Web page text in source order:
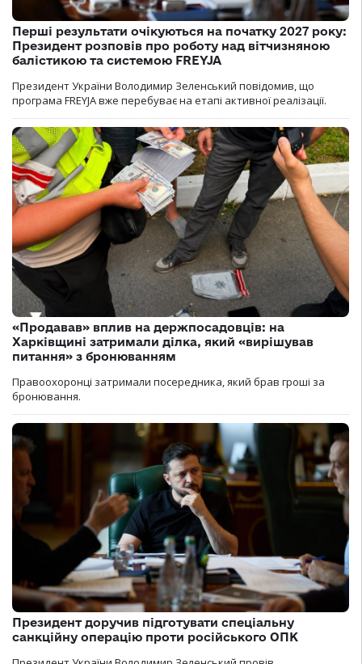
Перші результати очікуються на початку 2027 року:
Президент розповів про роботу над вітчизняною
балістикою та системою FREYJA
Президент України Володимир Зеленський повідомив, що
програма FREYJA вже перебуває на етапі активної реалізації.
«Продавав» вплив на держпосадовців: на
Харківщині затримали ділка, який «вирішував
питання» з бронюванням
Правоохоронці затримали посередника, який брав гроші за
бронювання.
Президент доручив підготувати спеціальну
санкційну операцію проти російського ОПК